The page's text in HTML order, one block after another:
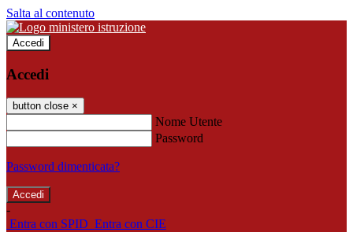
Salta al contenuto
Accedi
Accedi
button close ×
Nome Utente
Password
Password dimenticata?
-
Entra con SPID Entra con CIE